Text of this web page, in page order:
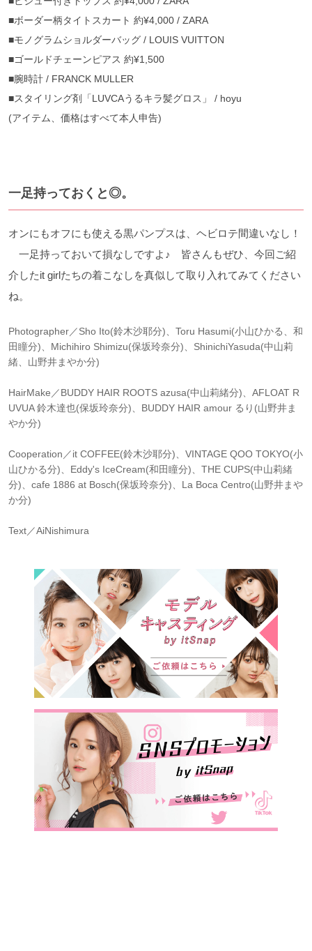
■ボーダー柄タイトスカート 約¥4,000 / ZARA
■モノグラムショルダーバッグ / LOUIS VUITTON
■ゴールドチェーンピアス 約¥1,500
■腕時計 / FRANCK MULLER
■スタイリング剤「LUVCAうるキラ髪グロス」 / hoyu
(アイテム、価格はすべて本人申告)
一足持っておくと◎。
オンにもオフにも使える黒パンプスは、ヘビロテ間違いなし！
一足持っておいて損なしですよ♪ 皆さんもぜひ、今回ご紹
介したit girlたちの着こなしを真似して取り入れてみてください
ね。
Photographer／Sho Ito(鈴木沙耶分)、Toru Hasumi(小山ひかる、和
田瞳分)、Michihiro Shimizu(保坂玲奈分)、ShinichiYasuda(中山莉
緒、山野井まやか分)
HairMake／BUDDY HAIR ROOTS azusa(中山莉緒分)、AFLOAT R
UVUA 鈴木達也(保坂玲奈分)、BUDDY HAIR amour るり(山野井ま
やか分)
Cooperation／it COFFEE(鈴木沙耶分)、VINTAGE QOO TOKYO(小
山ひかる分)、Eddy's IceCream(和田瞳分)、THE CUPS(中山莉緒
分)、cafe 1886 at Bosch(保坂玲奈分)、La Boca Centro(山野井まや
か分)
Text／AiNishimura